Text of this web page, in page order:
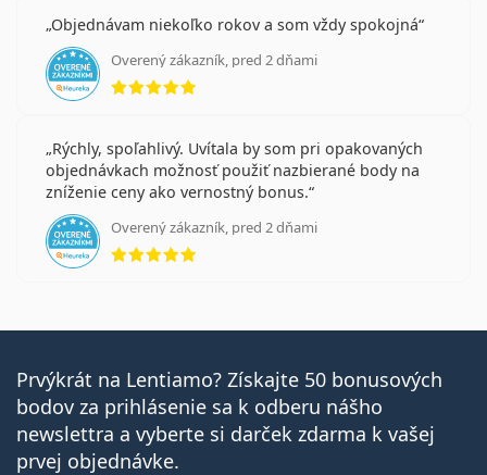
Objednávam niekoľko rokov a som vždy spokojná
Overený zákazník, pred 2 dňami
hodnotenie 5 z 5
Rýchly, spoľahlivý. Uvítala by som pri opakovaných
objednávkach možnosť použiť nazbierané body na
zníženie ceny ako vernostný bonus.
Overený zákazník, pred 2 dňami
hodnotenie 5 z 5
Prvýkrát na Lentiamo? Získajte 50 bonusových
bodov za prihlásenie sa k odberu nášho
newslettra a vyberte si darček zdarma k vašej
prvej objednávke.